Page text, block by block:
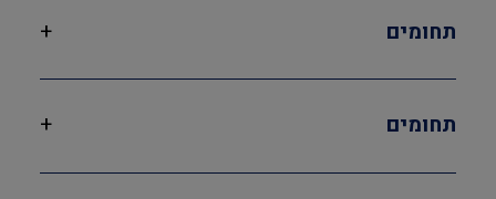
תחומים +
תחומים +